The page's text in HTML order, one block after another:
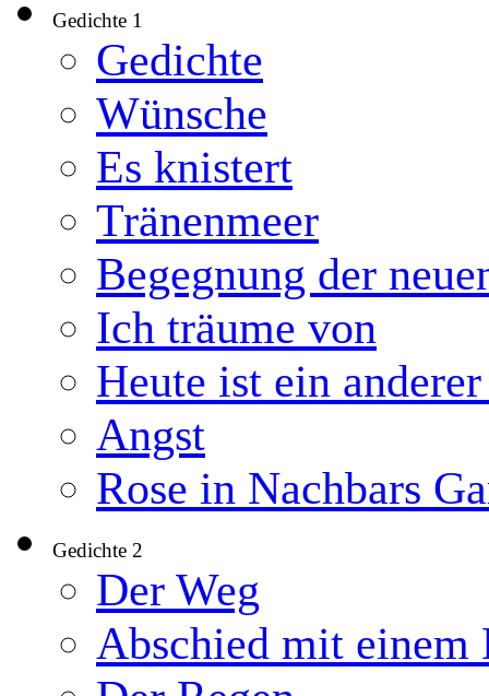
Gedichte 1
Gedichte
Wünsche
Es knistert
Tränenmeer
Begegnung der
Ich träume von
Heute ist ein
Angst
Rose in Nachbars
Gedichte 2
Der Weg
Abschied mit einem